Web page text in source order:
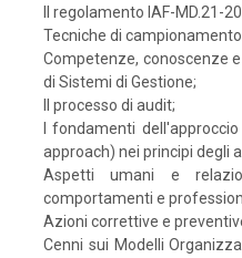
Il regolamento IAF-MD.21-
Tecniche di
Competenze, conoscenze
di Sistemi di Gestione;
Il processo di audit;
I fondamenti
approach) nei principi degli
Aspetti umani e
comportamenti e
Azioni correttive e
Cenni sui Modelli